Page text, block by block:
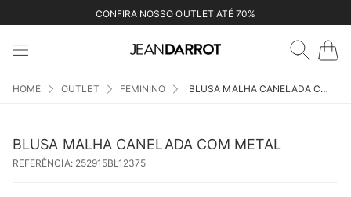
CONFIRA NOSSO OUTLET ATÉ 70%
OUTLET FEMININO BLUSA MALHA CANELADA COM METAL
BLUSA MALHA CANELADA COM METAL
REFERÊNCIA: 252915BL12375